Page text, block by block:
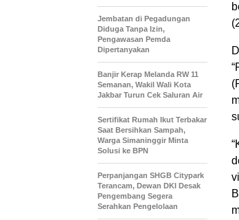
Jembatan di Pegadungan
Diduga Tanpa Izin,
Pengawasan Pemda
Dipertanyakan
Banjir Kerap Melanda RW 11
Semanan, Wakil Wali Kota
Jakbar Turun Cek Saluran Air
Sertifikat Rumah Ikut Terbakar
Saat Bersihkan Sampah,
Warga Simaninggir Minta
Solusi ke BPN
Perpanjangan SHGB Citypark
Terancam, Dewan DKI Desak
Pengembang Segera
Serahkan Pengelolaan